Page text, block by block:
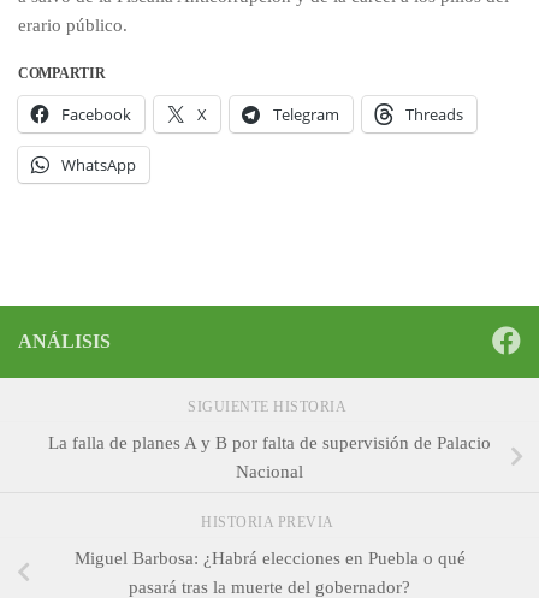
erario público.
COMPARTIR
Facebook X Telegram Threads
WhatsApp
ANÁLISIS
SIGUIENTE HISTORIA
La falla de planes A y B por falta de supervisión de Palacio
Nacional
HISTORIA PREVIA
Miguel Barbosa: ¿Habrá elecciones en Puebla o qué
pasará tras la muerte del gobernador?